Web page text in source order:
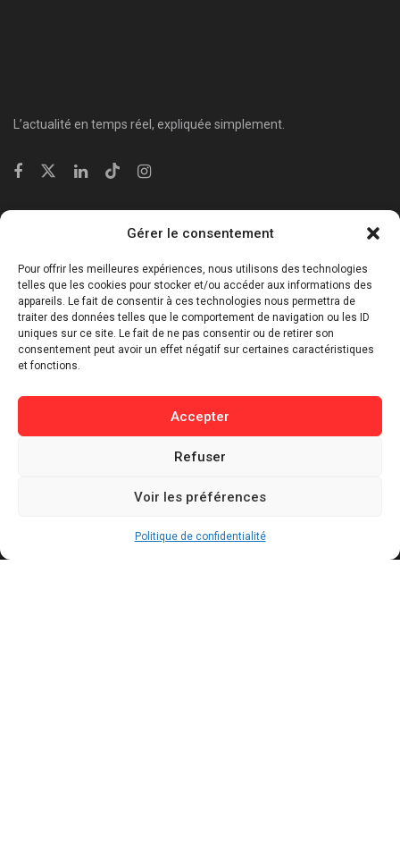
Gérer le consentement
Pour offrir les meilleures expériences, nous utilisons des technologies
telles que les cookies pour stocker et/ou accéder aux informations des
appareils. Le fait de consentir à ces technologies nous permettra de
traiter des données telles que le comportement de navigation ou les ID
uniques sur ce site. Le fait de ne pas consentir ou de retirer son
consentement peut avoir un effet négatif sur certaines caractéristiques
et fonctions.
Accepter
Refuser
Voir les préférences
Politique de confidentialité
L’actualité en temps réel, expliquée simplement.
Économie & Business
⁠Culture & Divertissement
⁠Tech & Innovation
Sport
Buzz / Insolite
Informations
Politique de cookies